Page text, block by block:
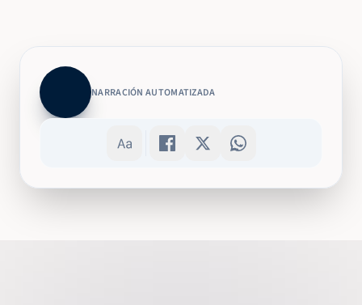
NARRACIÓN AUTOMATIZADA